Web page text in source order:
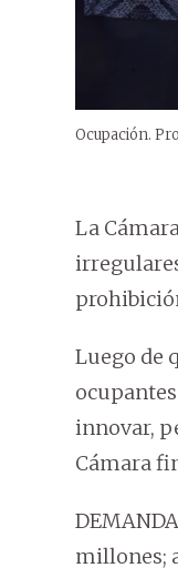
Ocupación.
La
Luego de
innovar,
Cámara
millones;